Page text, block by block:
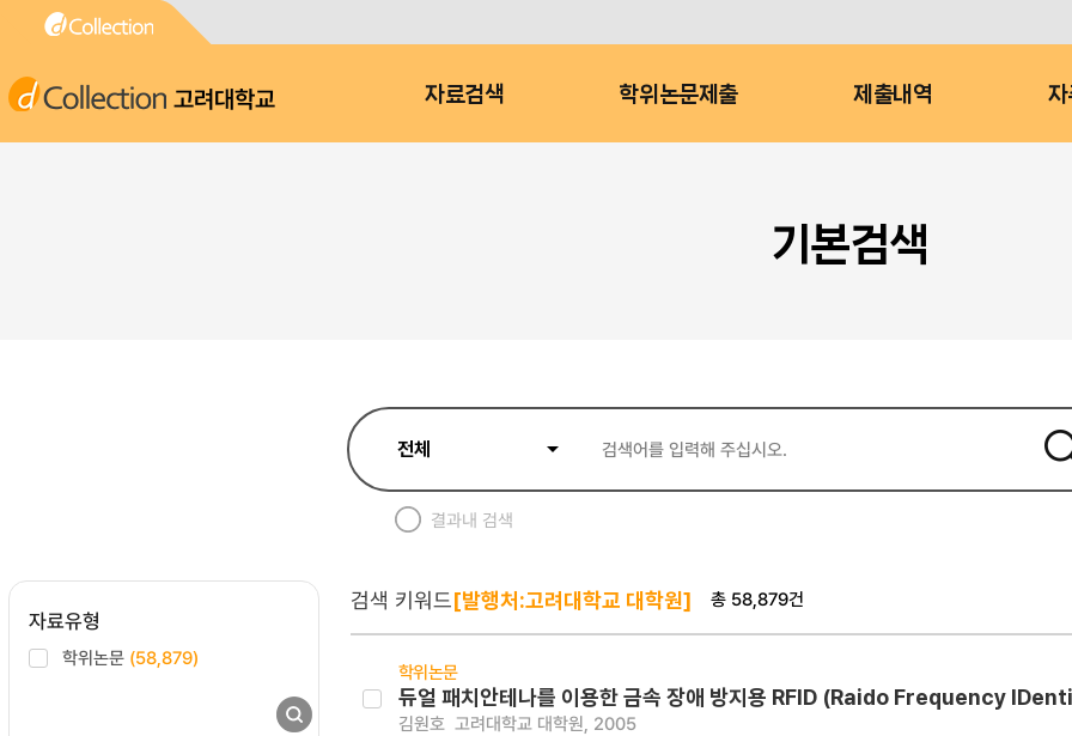
고려대학교 자료검색 학위논문제출 제출내역 자
기본검색
결과내 검색
자료유형
학위논문 (58,879)
검색 키워드[발행처:고려대학교 대학원] 총 58,879건
학위논문
듀얼 패치안테나를 이용한 금속 장애 방지용 RFID (Raido Frequency
김원호 고려대학교 대학원, 2005